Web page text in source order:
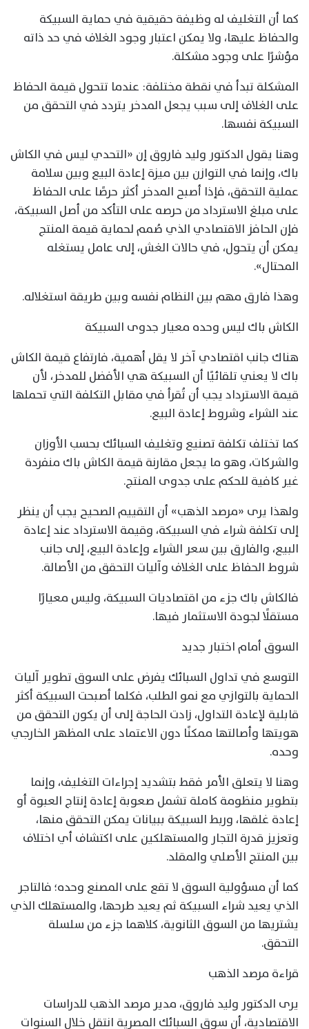
كما أن التغليف له وظيفة حقيقية في حماية السبيكة
والحفاظ عليها، ولا يمكن اعتبار وجود الغلاف في حد ذاته
مؤشرًا على وجود مشكلة.
المشكلة تبدأ في نقطة مختلفة: عندما تتحول قيمة الحفاظ
على الغلاف إلى سبب يجعل المدخر يتردد في التحقق من
السبيكة نفسها.
وهنا يقول الدكتور وليد فاروق إن «التحدي ليس في الكاش
باك، وإنما في التوازن بين ميزة إعادة البيع وبين سلامة
عملية التحقق، فإذا أصبح المدخر أكثر حرصًا على الحفاظ
على مبلغ الاسترداد من حرصه على التأكد من أصل السبيكة،
فإن الحافز الاقتصادي الذي صُمم لحماية قيمة المنتج
يمكن أن يتحول، في حالات الغش، إلى عامل يستغله
المحتال».
وهذا فارق مهم بين النظام نفسه وبين طريقة استغلاله.
الكاش باك ليس وحده معيار جدوى السبيكة
هناك جانب اقتصادي آخر لا يقل أهمية، فارتفاع قيمة الكاش
باك لا يعني تلقائيًا أن السبيكة هي الأفضل للمدخر، لأن
قيمة الاسترداد يجب أن تُقرأ في مقابل التكلفة التي تحملها
عند الشراء وشروط إعادة البيع.
كما تختلف تكلفة تصنيع وتغليف السبائك بحسب الأوزان
والشركات، وهو ما يجعل مقارنة قيمة الكاش باك منفردة
غير كافية للحكم على جدوى المنتج.
ولهذا يرى «مرصد الذهب» أن التقييم الصحيح يجب أن ينظر
إلى تكلفة شراء في السبيكة، وقيمة الاسترداد عند إعادة
البيع، والفارق بين سعر الشراء وإعادة البيع، إلى جانب
شروط الحفاظ على الغلاف وآليات التحقق من الأصالة.
فالكاش باك جزء من اقتصاديات السبيكة، وليس معيارًا
مستقلًا لجودة الاستثمار فيها.
السوق أمام اختبار جديد
التوسع في تداول السبائك يفرض على السوق تطوير آليات
الحماية بالتوازي مع نمو الطلب، فكلما أصبحت السبيكة أكثر
قابلية لإعادة التداول، زادت الحاجة إلى أن يكون التحقق من
هويتها وأصالتها ممكنًا دون الاعتماد على المظهر الخارجي
وحده.
وهنا لا يتعلق الأمر فقط بتشديد إجراءات التغليف، وإنما
بتطوير منظومة كاملة تشمل صعوبة إعادة إنتاج العبوة أو
إعادة غلقها، وربط السبيكة ببيانات يمكن التحقق منها،
وتعزيز قدرة التجار والمستهلكين على اكتشاف أي اختلاف
بين المنتج الأصلي والمقلد.
كما أن مسؤولية السوق لا تقع على المصنع وحده؛ فالتاجر
الذي يعيد شراء السبيكة ثم يعيد طرحها، والمستهلك الذي
يشتريها من السوق الثانوية، كلاهما جزء من سلسلة
التحقق.
قراءة مرصد الذهب
يرى الدكتور وليد فاروق، مدير مرصد الذهب للدراسات
الاقتصادية، أن سوق السبائك المصرية انتقل خلال السنوات